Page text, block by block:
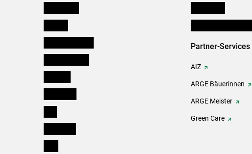
Partner-Services
AIZ
ARGE Bäuerinnen
ARGE Meister
Green Care